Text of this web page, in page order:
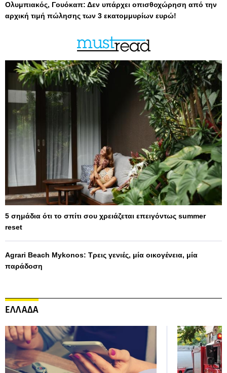
Ολυμπιακός, Γουόκαπ: Δεν υπάρχει οπισθοχώρηση από την
αρχική τιμή πώλησης των 3 εκατομμυρίων ευρώ!
5 σημάδια ότι το σπίτι σου χρειάζεται επειγόντως summer
reset
Agrari Beach Mykonos: Τρεις γενιές, μία οικογένεια, μία
παράδοση
ΕΛΛΑΔΑ